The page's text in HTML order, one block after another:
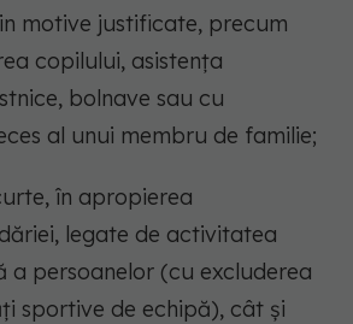
motive justificate, precum
copilului, asistența
bolnave sau cu
al unui membru de familie;
în apropierea
legate de activitatea
a persoanelor (cu excluderea
sportive de echipă), cât și